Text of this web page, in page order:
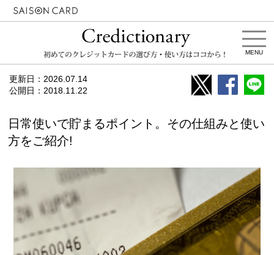
MENU
更新日： 2026.07.14
公開日： 2018.11.22
日常使いで貯まるポイント。その仕組みと使い
方をご紹介!